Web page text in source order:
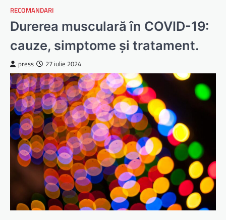
RECOMANDARI
Durerea musculară în COVID-19:
cauze, simptome și tratament.
press 27 iulie 2024